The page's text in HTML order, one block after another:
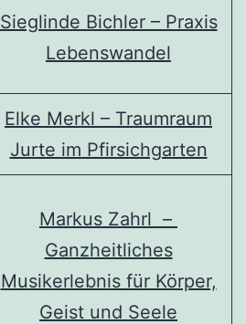
Sieglinde Bichler – Praxis
Lebenswandel
Elke Merkl – Traumraum
Jurte im Pfirsichgarten
Markus Zahrl –
Ganzheitliches
Musikerlebnis für Körper,
Geist und Seele